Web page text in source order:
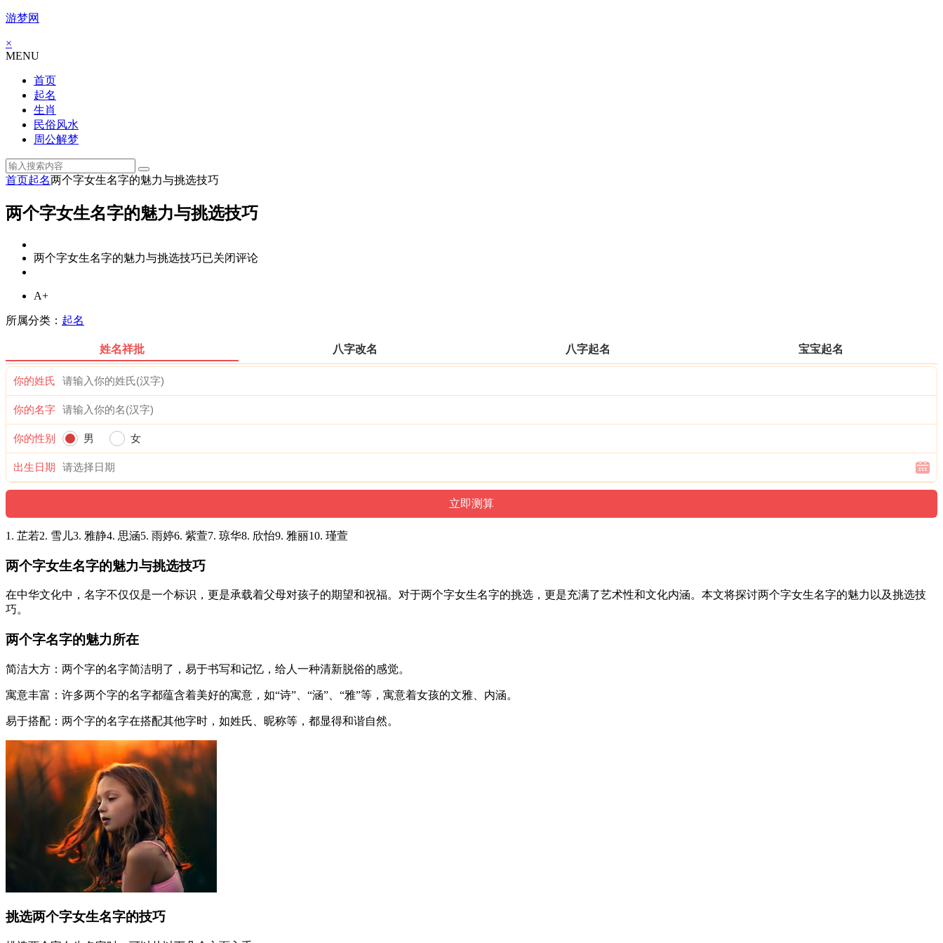
游梦网
×
MENU
首页
起名
生肖
民俗风水
周公解梦
首页起名两个字女生名字的魅力与挑选技巧
两个字女生名字的魅力与挑选技巧
两个字女生名字的魅力与挑选技巧已关闭评论
A+
所属分类： 起名
姓名祥批 八字改名 八字起名 宝宝起名
你的姓氏
你的名字
你的性别 男 女
出生日期
1. 芷若2. 雪儿3. 雅静4. 思涵5. 雨婷6. 紫萱7. 琼华8. 欣怡9. 雅丽10. 瑾萱
两个字女生名字的魅力与挑选技巧
在中华文化中，名字不仅仅是一个标识，更是承载着父母对孩子的期望和祝福。对于两个字女生名字的挑选，更是充满了艺术性和文化内涵。本文将探讨两个字女生名字的魅力以及挑选技
巧。
两个字名字的魅力所在
简洁大方：两个字的名字简洁明了，易于书写和记忆，给人一种清新脱俗的感觉。
寓意丰富：许多两个字的名字都蕴含着美好的寓意，如“诗”、“涵”、“雅”等，寓意着女孩的文雅、内涵。
易于搭配：两个字的名字在搭配其他字时，如姓氏、昵称等，都显得和谐自然。
挑选两个字女生名字的技巧